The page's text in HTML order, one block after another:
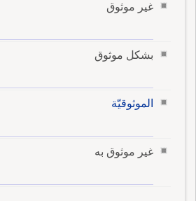
غير موثوق
بشكل موثوق
الموثوقيّة
غير موثوق به